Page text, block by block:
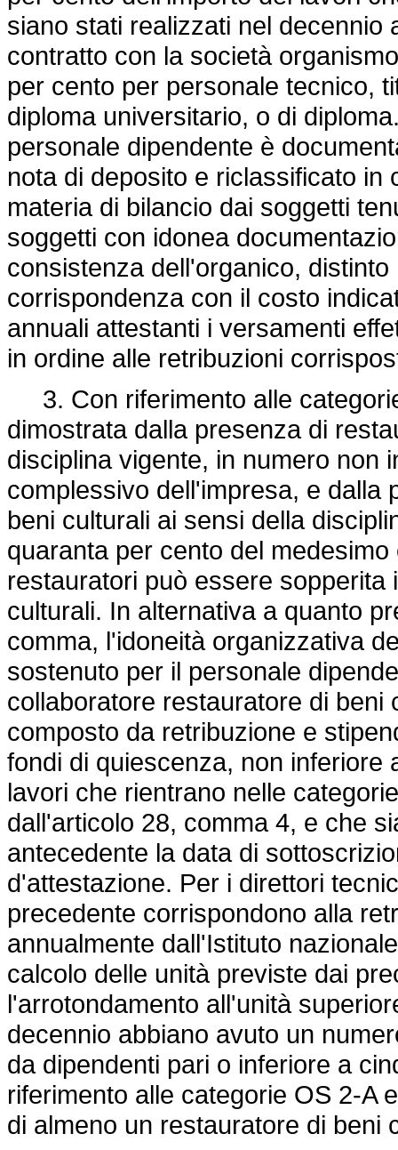
siano stati realizzati nel decennio
contratto con la società
per cento per personale tecnico,
diploma universitario, o di
personale dipendente è
nota di deposito e riclassificato in
materia di bilancio dai soggetti
soggetti con idonea
consistenza dell'organico,
corrispondenza con il costo
annuali attestanti i versamenti
in ordine alle retribuzioni
3. Con riferimento alle
dimostrata dalla presenza di
disciplina vigente, in numero non
complessivo dell'impresa, e dalla
beni culturali ai sensi della
quaranta per cento del
restauratori può essere
culturali. In alternativa a quanto
comma, l'idoneità organizzativa
sostenuto per il personale
collaboratore restauratore di
composto da retribuzione e
fondi di quiescenza, non inferiore
lavori che rientrano nelle
dall'articolo 28, comma 4, e che
antecedente la data di
d'attestazione. Per i direttori
precedente corrispondono alla
annualmente dall'Istituto
calcolo delle unità previste dai
l'arrotondamento all'unità
decennio abbiano avuto un
da dipendenti pari o inferiore a
riferimento alle categorie OS 2-A
di almeno un restauratore di beni